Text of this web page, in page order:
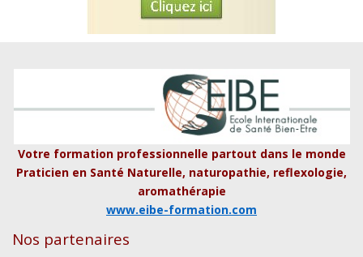
Votre formation professionnelle partout dans le monde
Praticien en Santé Naturelle, naturopathie, reflexologie,
aromathérapie
www.eibe-formation.com
Nos partenaires